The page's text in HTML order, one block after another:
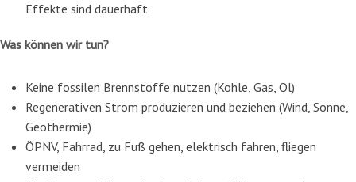
Effekte sind dauerhaft
Was können wir tun?
Keine fossilen Brennstoffe nutzen (Kohle, Gas, Öl)
Regenerativen Strom produzieren und beziehen (Wind, Sonne,
Geothermie)
ÖPNV, Fahrrad, zu Fuß gehen, elektrisch fahren, fliegen
vermeiden